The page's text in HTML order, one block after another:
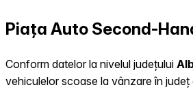
Piața Auto Second-
Conform datelor la nivelul județului
vehiculelor scoase la vânzare în județ